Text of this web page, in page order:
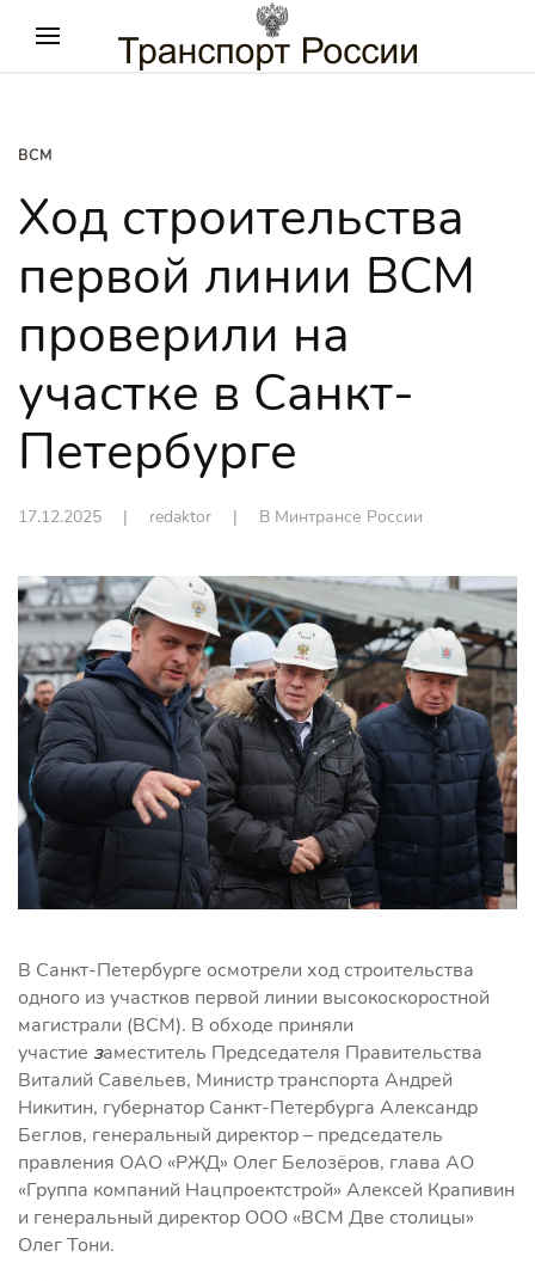
ВСМ
Ход строительства
первой линии ВСМ
проверили на
участке в Санкт-
Петербурге
17.12.2025 | redaktor | В Минтрансе России
В Санкт-Петербурге осмотрели ход строительства
одного из участков первой линии высокоскоростной
магистрали (ВСМ). В обходе приняли
участие заместитель Председателя Правительства
Виталий Савельев, Министр транспорта Андрей
Никитин, губернатор Санкт-Петербурга Александр
Беглов, генеральный директор – председатель
правления ОАО «РЖД» Олег Белозёров, глава АО
«Группа компаний Нацпроектстрой» Алексей Крапивин
и генеральный директор ООО «ВСМ Две столицы»
Олег Тони.